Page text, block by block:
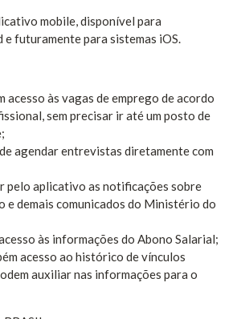
mobile, disponível para
futuramente para sistemas iOS.
acesso às vagas de emprego de acordo
sem precisar ir até um posto de
agendar entrevistas diretamente com
pelo aplicativo as notificações sobre
e demais comunicados do Ministério do
às informações do Abono Salarial;
acesso ao histórico de vínculos
auxiliar nas informações para o